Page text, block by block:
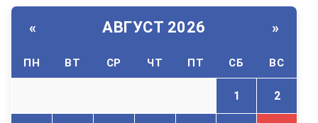
« АВГУСТ 2026 »
ПН ВТ СР ЧТ ПТ СБ ВС
1 2